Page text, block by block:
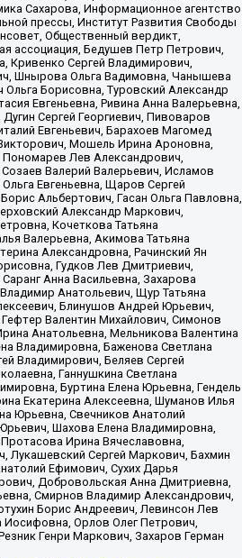
Сахарова, Информационное агентство
прессы, Институт Развития Свободы
Общественный вердикт,
ассоциация, Бедушев Петр Петрович,
Кривенко Сергей Владимирович,
Шнырова Ольга Вадимовна, Чанышева
Борисовна, Туровский Александр
Евгеньевна, Ривина Анна Валерьевна,
Сергей Георгиевич, Пивоваров
Евгеньевич, Барахоев Магомед
Мошель Ирина Ароновна,
Лев Александрович,
Валерий Валерьевич, Исламов
Евгеньевна, Щаров Сергей
Альбертович, Гасан Ольга Павловна,
Александр Маркович,
Кочеткова Татьяна
Валерьевна, Акимова Татьяна
Александровна, Рачинский Ян
Гудков Лев Дмитриевич,
Анна Васильевна, Захарова
Анатольевич, Щур Татьяна
Блинушов Андрей Юрьевич,
Валентин Михайлович, Симонов
Анатольевна, Мельникова Валентина
Владимировна, Баженова Светлана
Владимирович, Беляев Сергей
Ганнушкина Светлана
Буртина Елена Юрьевна, Гендель
Екатерина Алексеевна, Шуманов Илья
Юрьевна, Свечников Анатолий
Шахова Елена Владимировна,
Ирина Вячеславовна,
Лукашевский Сергей Маркович, Бахмин
Ефимович, Сухих Дарья
Добровольская Анна Дмитриевна,
Смирнов Владимир Александрович,
Борис Андреевич, Левинсон Лев
Иосифовна, Орлов Олег Петрович,
Генри Маркович, Захаров Герман